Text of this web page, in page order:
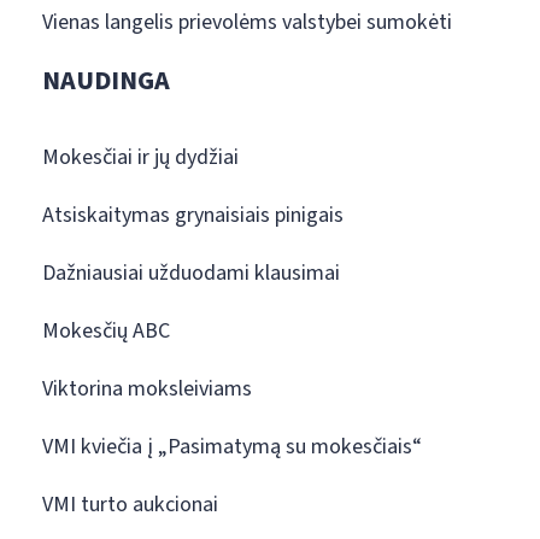
Vienas langelis prievolėms valstybei sumokėti
NAUDINGA
Mokesčiai ir jų dydžiai
Atsiskaitymas grynaisiais pinigais
Dažniausiai užduodami klausimai
Mokesčių ABC
Viktorina moksleiviams
VMI kviečia į „Pasimatymą su mokesčiais“
VMI turto aukcionai